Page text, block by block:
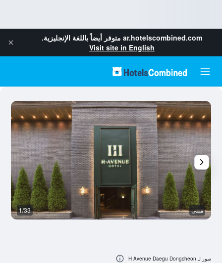
ar.hotelscombined.com متوفر أيضاً باللغة الإنجليزية.
Visit site in English
مبنى 1/33
صور لـ H Avenue Daegu Dongcheon